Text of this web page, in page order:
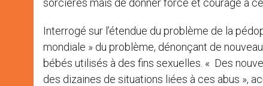
Interrogé sur l’étendue du problème de la
mondiale » du problème, dénonçant de
bébés utilisés à des fins sexuelles. « Des
des dizaines de situations liées à ces abus »,